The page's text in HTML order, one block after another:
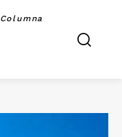
Columna